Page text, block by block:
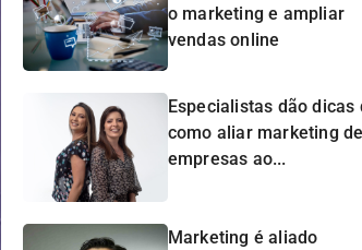
o marketing e ampliar
vendas online
Especialistas dão dicas
como aliar marketing de
empresas ao...
Marketing é aliado